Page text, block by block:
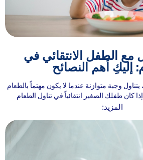
مع الطفل الانتقائي في
إليكِ أهم النصائح
وجبة متوازنة عندما لا يكون مهتماً بالطعام
كان طفلك الصغير انتقائياً في تناول الطعام
المزيد: